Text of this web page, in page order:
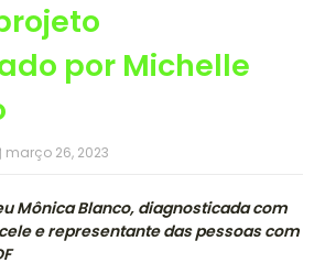
por Michelle
março 26, 2023
Mônica Blanco, diagnosticada com
e representante das pessoas com